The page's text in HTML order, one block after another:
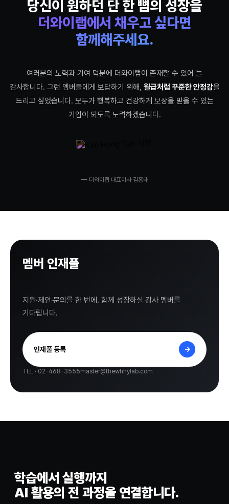
당신이 원하던 단 한 뼘의 성장을
더와이랩에서 채우고 싶다면
함께해주세요.
여러분의 노력과 기여 덕분에 더와이랩이 존재할 수 있어 늘
감사합니다. 그런 멤버들에게 보답하기 위해, 월급처럼 꾸준한 안정감을
드리고 싶었습니다. 모두가 행복하고 건강하게 보상을 받을 수 있는
기업이 되도록 노력하겠습니다.
— 더와이랩 대표이사 김홍태
멤버 인재풀
지원·제안·문의를 한 번에. 함께 성장하실 강사 멤버를
기다립니다.
인재풀 등록 →
TEL · 02-468-3555master@thewhhylab.com
학습에서 실행까지
AI 활용의 전 과정을 연결합니다.